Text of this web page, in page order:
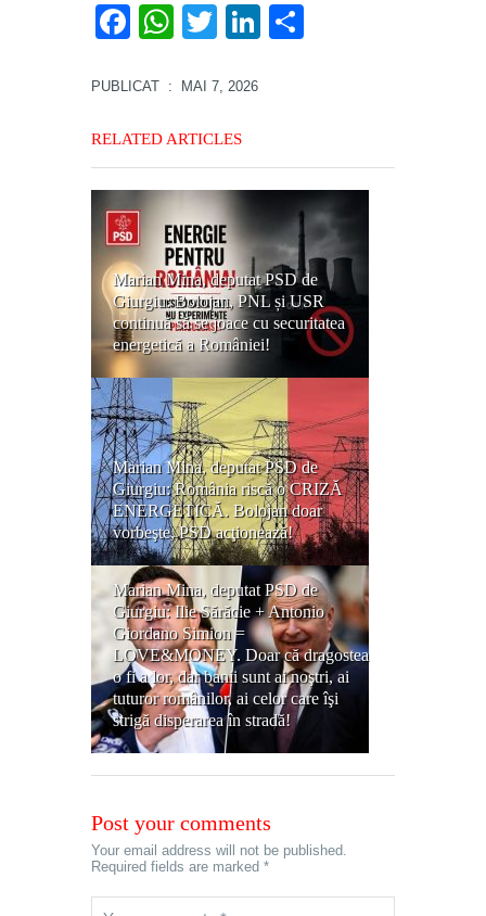
Facebook
WhatsApp
TwitterLinkedIn
PUBLICAT : MAI 7, 2026
RELATED ARTICLES
Marian Mina, deputat PSD de
Giurgiu: Bolojan, PNL și USR
continuă să se joace cu securitatea
energetică a României!
Marian Mina, deputat PSD de
Giurgiu: România riscă o CRIZĂ
ENERGETICĂ. Bolojan doar
vorbeşte, PSD acţionează!
Marian Mina, deputat PSD de
Giurgiu: Ilie Sărăcie + Antonio
Giordano Simion =
LOVE&MONEY. Doar că dragostea
o fi a lor, dar banii sunt ai noştri, ai
tuturor românilor, ai celor care îşi
strigă disperarea în stradă!
Post your comments
Your email address will not be published.
Required fields are marked *